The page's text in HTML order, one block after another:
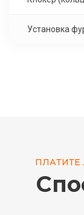
Установка